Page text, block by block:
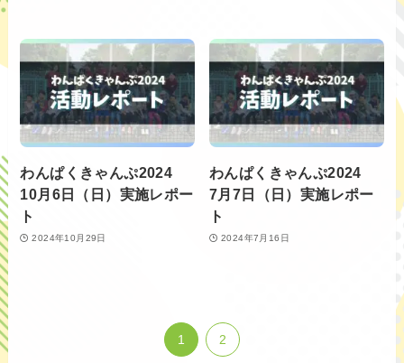
わんぱくきゃんぷ2024
10月6日（日）実施レポー
ト
2024年10月29日
わんぱくきゃんぷ2024
7月7日（日）実施レポー
ト
2024年7月16日
1 2